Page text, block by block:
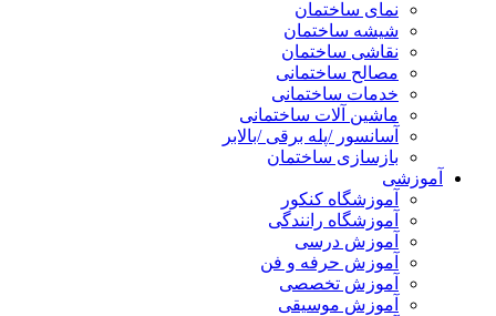
نمای ساختمان
شیشه ساختمان
نقاشی ساختمان
مصالح ساختمانی
خدمات ساختمانی
ماشین آلات ساختمانی
آسانسور /پله برقی /بالابر
بازسازی ساختمان
آموزشی
آموزشگاه کنکور
آموزشگاه رانندگی
آموزش درسی
آموزش حرفه و فن
آموزش تخصصی
آموزش موسیقی